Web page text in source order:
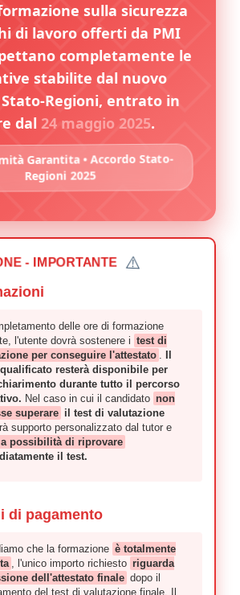
sulla sicurezza
di lavoro offerti da PMI
completamente le
stabilite dal nuovo
Regioni, entrato in
dal 24 maggio 2025.
Garantita • Accordo Stato-
Regioni 2025
- IMPORTANTE ⚠️
delle ore di formazione
l'utente dovrà sostenere i test di
per conseguire l'attestato .
resterà disponibile per
durante tutto il percorso
Nel caso in cui il candidato non
superare il test di valutazione
supporto personalizzato dal tutor e
possibilità di riprovare
il test.
di pagamento
che la formazione è totalmente
, l'unico importo richiesto riguarda
dell'attestato finale dopo il
del test di valutazione finale. Il